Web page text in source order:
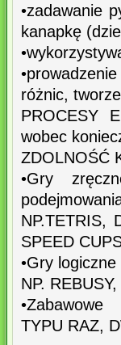
•zadawanie
kanapkę
różnic,
PROCESY
wobec
ZDOLNOŚĆ
•Gry
NP.TETRIS,
SPEED
•Gry logiczne
NP.
•Zabawowe
TYPU RAZ,